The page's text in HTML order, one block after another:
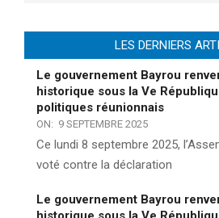
LES DERNIERS
Le gouvernement Bayrou
historique sous la Ve
politiques réunionnais
ON: 9 SEPTEMBRE 2025
Ce lundi 8 septembre 2025,
voté contre la déclaration
Le gouvernement Bayrou